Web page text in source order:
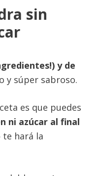
sin
y de
y súper sabroso.
es que puedes
ni azúcar al final
te hará la